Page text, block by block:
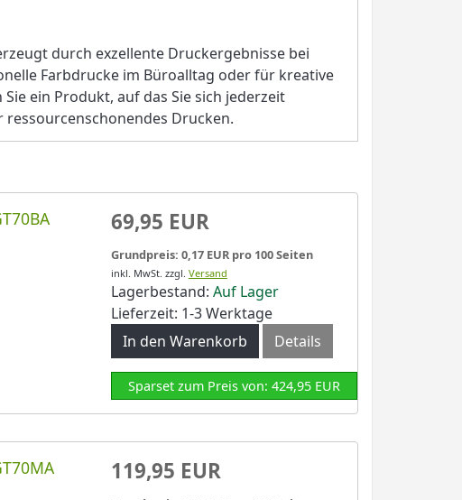
durch exzellente Druckergebnisse bei
Farbdrucke im Büroalltag oder für kreative
ein Produkt, auf das Sie sich jederzeit
Drucken.
69,95 EUR
Grundpreis: 0,17 EUR pro 100 Seiten
inkl. MwSt. zzgl. Versand
Lagerbestand: Auf Lager
Lieferzeit: 1-3 Werktage
In den Warenkorb
Details
Sparset zum Preis von: 424,95 EUR
119,95 EUR